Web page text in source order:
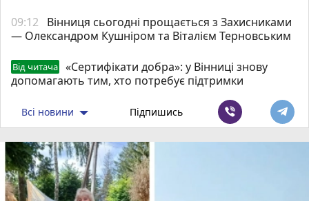
09:12
Вінниця сьогодні прощається з Захисниками
— Олександром Кушніром та Віталієм Терновським
Від читача
«Сертифікати добра»: у Вінниці знову
допомагають тим, хто потребує підтримки
Всі новини Підпишись